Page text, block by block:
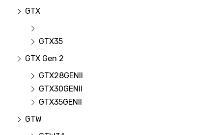
GTX
GTX35
GTX Gen 2
GTX28GENII
GTX30GENII
GTX35GENII
GTW